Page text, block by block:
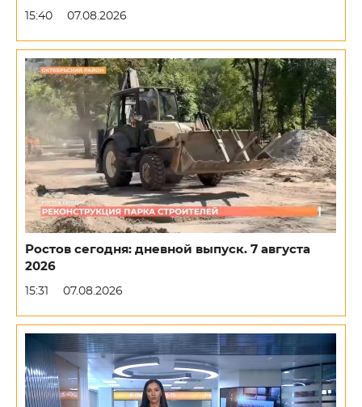
15:40 07.08.2026
Ростов сегодня: дневной выпуск. 7 августа
2026
15:31 07.08.2026